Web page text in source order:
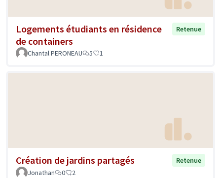
Logements étudiants en résidence
de containers
Retenue
Chantal PERONEAU 5 1
Création de jardins partagés
Retenue
Jonathan
0 2